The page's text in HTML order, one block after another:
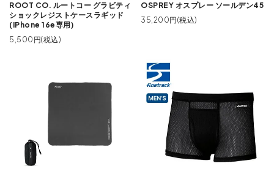
ROOT CO. ルートコー グラビティ
ショックレジストケースラギッド
(iPhone 16e専用)
5,500円(税込)
OSPREY オスプレー ソールデン45
35,200円(税込)